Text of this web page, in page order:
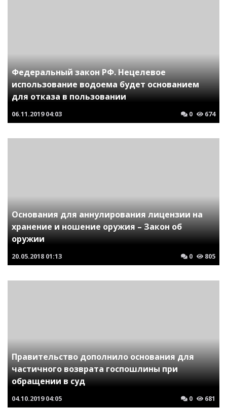
Федеральный закон РФ. Нецелевое
использование водоема будет основанием
для отказа в пользовании
06.11.2019 04:03 0 674
Основания для аннулирования лицензии на
хранение и ношение оружия – Закон об
оружии
20.05.2018 01:13 0 805
Правительство дополнило основания для
частичного возврата госпошлины при
обращении в суд
04.10.2019 04:05 0 681